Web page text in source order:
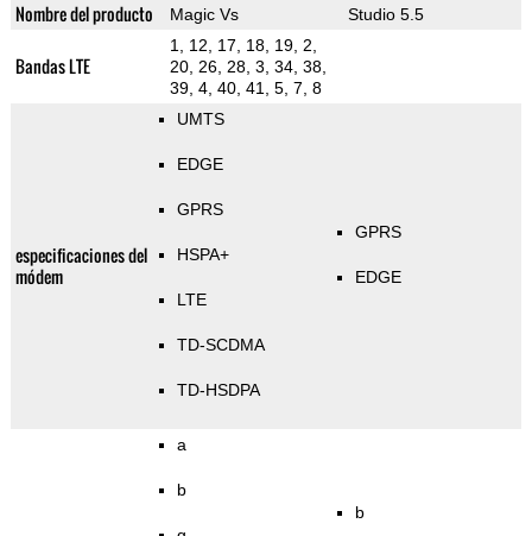
Nombre del producto Magic Vs Studio 5.5
Bandas LTE
1, 12, 17, 18, 19, 2,
20, 26, 28, 3, 34, 38,
39, 4, 40, 41, 5, 7, 8
especificaciones del
módem
UMTS
EDGE
GPRS
HSPA+
LTE
TD-SCDMA
TD-HSDPA
GPRS
EDGE
a
b
b